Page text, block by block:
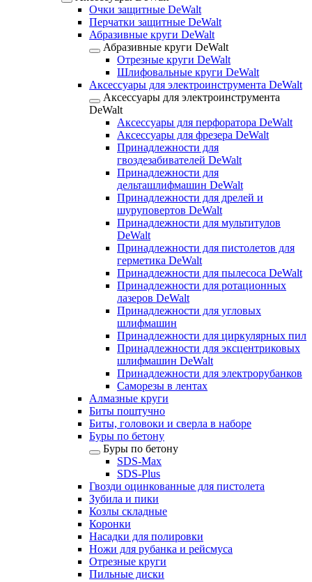
Очки защитные DeWalt
Перчатки защитные DeWalt
Абразивные круги DeWalt
Абразивные круги DeWalt
Отрезные круги DeWalt
Шлифовальные круги DeWalt
Аксессуары для электроинструмента DeWalt
Аксессуары для электроинструмента
DeWalt
Аксессуары для перфоратора DeWalt
Аксессуары для фрезера DeWalt
Принадлежности для
гвоздезабивателей DeWalt
Принадлежности для
дельташлифмашин DeWalt
Принадлежности для дрелей и
шуруповертов DeWalt
Принадлежности для мультитулов
DeWalt
Принадлежности для пистолетов для
герметика DeWalt
Принадлежности для пылесоса DeWalt
Принадлежности для ротационных
лазеров DeWalt
Принадлежности для угловых
шлифмашин
Принадлежности для циркулярных пил
Принадлежности для эксцентриковых
шлифмашин DeWalt
Принадлежности для электрорубанков
Саморезы в лентах
Алмазные круги
Биты поштучно
Биты, головоки и сверла в наборе
Буры по бетону
Буры по бетону
SDS-Max
SDS-Plus
Гвозди оцинкованные для пистолета
Зубила и пики
Козлы складные
Коронки
Насадки для полировки
Ножи для рубанка и рейсмуса
Отрезные круги
Пильные диски